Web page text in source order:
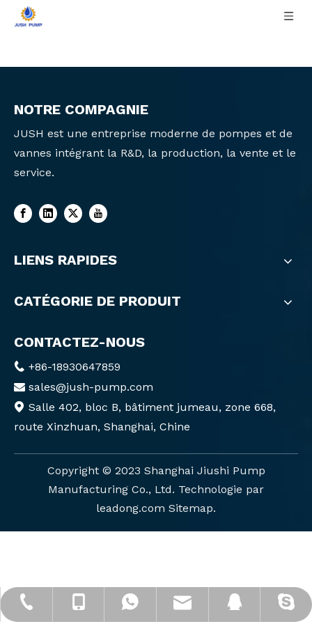
NOTRE COMPAGNIE
JUSH est une entreprise moderne de pompes et de
vannes intégrant la R&D, la production, la vente et le
service.
LIENS RAPIDES
CATÉGORIE DE PRODUIT
CONTACTEZ-NOUS
 +86-18930647859
 sales@jush-pump.com
 Salle 402, bloc B, bâtiment jumeau, zone 668,
route Xinzhuan, Shanghai, Chine
+86-21-57635022
+86-18930647859
+86-18930647859
sales@jush-pump.com
2880151124
cixi-kitty
Copyright ©️ 2023 Shanghai Jiushi Pump
Manufacturing Co., Ltd. Technologie par
leadong.com Sitemap.